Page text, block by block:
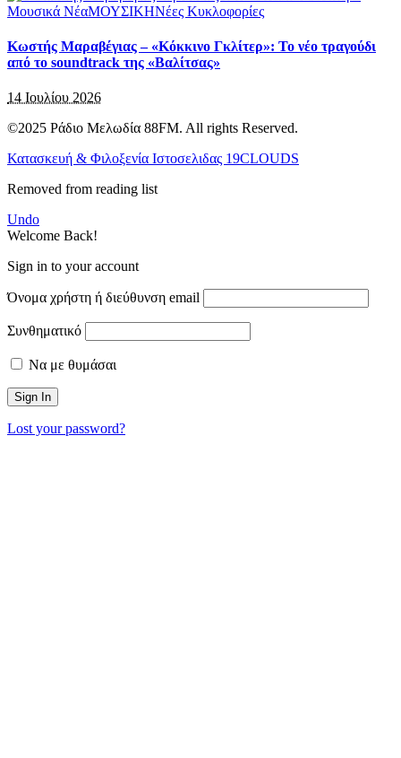
Μουσικά ΝέαΜΟΥΣΙΚΗΝέες Κυκλοφορίες
Κωστής Μαραβέγιας – «Κόκκινο Γκλίτερ»: Το νέο τραγούδι
από το soundtrack της «Βαλίτσας»
14 Ιουλίου 2026
©2025 Ράδιο Μελωδία 88FM. All rights Reserved.
Κατασκευή & Φιλοξενία Ιστοσελιδας 19CLOUDS
Removed from reading list
Undo
Welcome Back!
Sign in to your account
Όνομα χρήστη ή διεύθυνση email
Συνθηματικό
Να με θυμάσαι
Lost your password?